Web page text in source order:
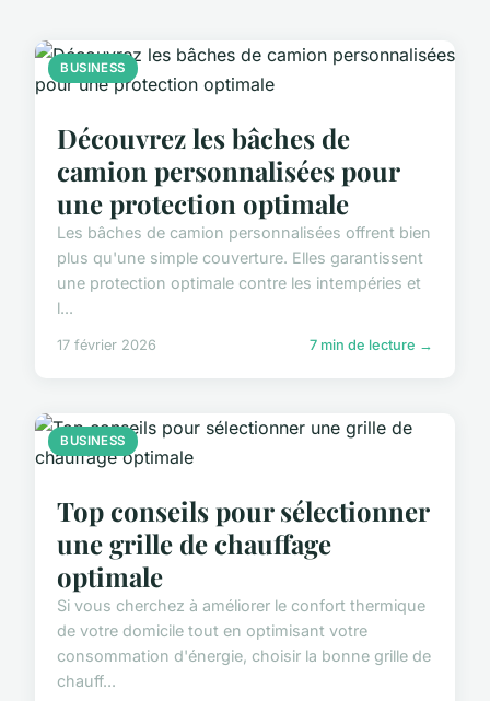
BUSINESS
Découvrez les bâches de
camion personnalisées pour
une protection optimale
Les bâches de camion personnalisées offrent bien
plus qu'une simple couverture. Elles garantissent
une protection optimale contre les intempéries et
l...
17 février 2026 7 min de lecture →
BUSINESS
Top conseils pour sélectionner
une grille de chauffage
optimale
Si vous cherchez à améliorer le confort thermique
de votre domicile tout en optimisant votre
consommation d'énergie, choisir la bonne grille de
chauff...